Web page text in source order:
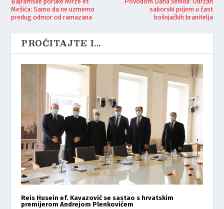
Mešića: Samo da ne uzmemo
predug odmor od ramazana
saborski prijem u čast
bošnjačkih branitelja
PROČITAJTE I...
Reis Husein ef. Kavazović se sastao s hrvatskim
premijerom Andrejom Plenkovićem